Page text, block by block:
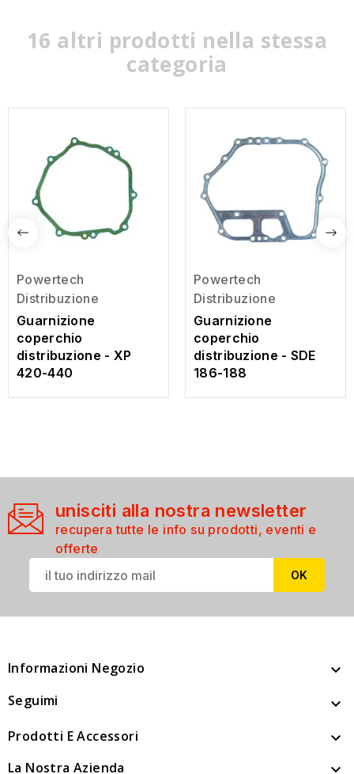
16 altri prodotti nella stessa
categoria
Powertech
Distribuzione
Guarnizione
coperchio
distribuzione - XP
420-440
Powertech
Distribuzione
Guarnizione
coperchio
distribuzione - SDE
186-188
unisciti alla nostra newsletter
recupera tutte le info su prodotti, eventi e
offerte
Informazioni Negozio 
Seguimi 
Prodotti E Accessori 
La Nostra Azienda